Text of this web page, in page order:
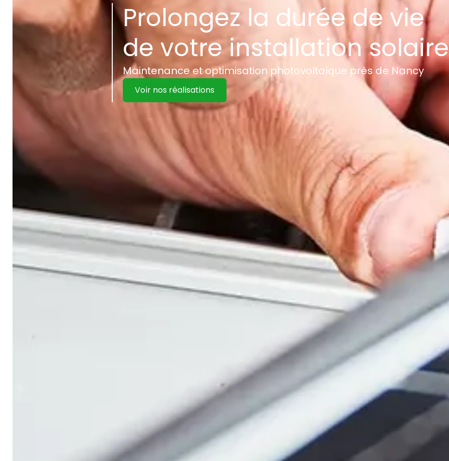
Maintenance et optimisation photovoltaïque près de Nancy
Prolongez la durée de vie
de votre installation solaire
Voir nos réalisations